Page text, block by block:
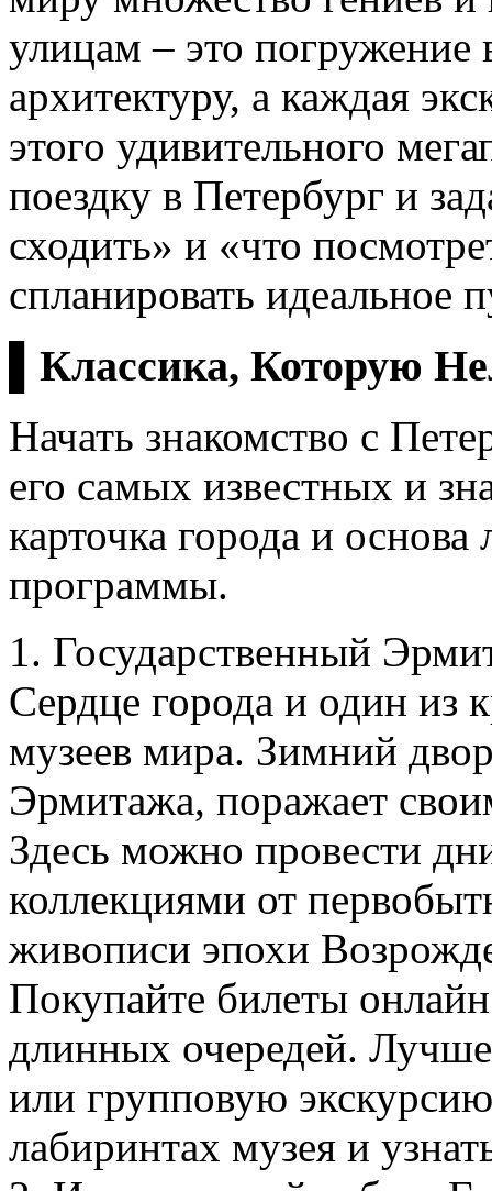
улицам – это погружение
архитектуру, а каждая
этого удивительного
поездку в Петербург и
сходить» и «что
спланировать идеальное
▌Классика, Которую
Начать знакомство с
его самых известных и
карточка города и
программы.
1. Государственный
Сердце города и один из
музеев мира. Зимний
Эрмитажа, поражает
Здесь можно провести
коллекциями от
живописи эпохи
Покупайте билеты
длинных очередей.
или групповую
лабиринтах музея и